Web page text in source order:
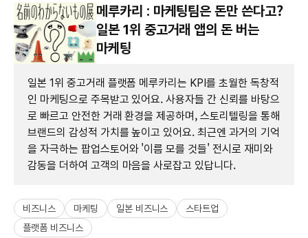
메루카리 : 마케팅팀은 돈만 쓴다고?
일본 1위 중고거래 앱의 돈 버는
마케팅
일본 1위 중고거래 플랫폼 메루카리는 KPI를 초월한 독창적
인 마케팅으로 주목받고 있어요. 사용자들 간 신뢰를 바탕으
로 빠르고 안전한 거래 환경을 제공하며, 스토리텔링을 통해
브랜드의 감성적 가치를 높이고 있어요. 최근엔 과거의 기억
을 자극하는 팝업스토어와 '이름 모를 것들' 전시로 재미와
감동을 더하여 고객의 마음을 사로잡고 있답니다.
비즈니스 마케팅 일본 비즈니스
스타트업
플랫폼 비즈니스